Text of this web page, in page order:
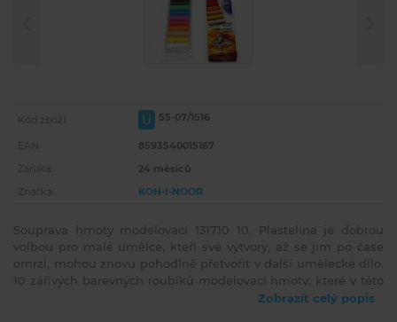
Kód zboží: U 55-07/1516
EAN:
8593540015167
Záruka:
24 měsíců
Značka:
KOH-I-NOOR
Souprava hmoty modelovací 131710 10. Plastelína je dobrou
volbou pro malé umělce, kteří své výtvory, až se jim po čase
omrzí, mohou znovu pohodlně přetvořit v další umělecké dílo.
10 zářivých barevných roubíků modelovací hmoty, které v této
soupravě nabízíme, se hodí i na hodiny výtvarné výchovy.
Zobrazit celý popis